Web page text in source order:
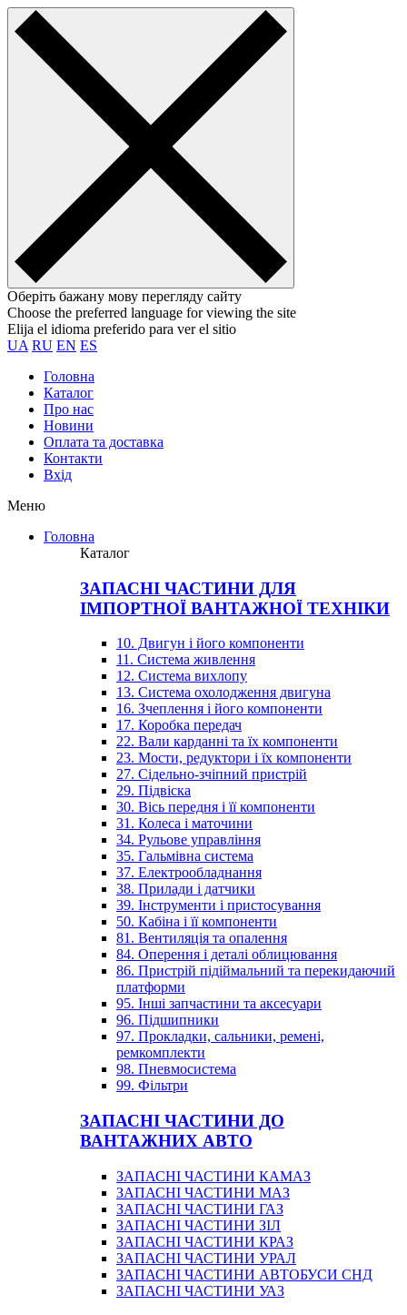
Оберіть бажану мову перегляду сайту
Choose the preferred language for viewing the site
Elija el idioma preferido para ver el sitio
UA RU EN ES
Головна
Каталог
Про нас
Новини
Оплата та доставка
Контакти
Вхiд
Меню
Головна
Каталог
ЗАПАСНІ ЧАСТИНИ ДЛЯ
ІМПОРТНОЇ ВАНТАЖНОЇ ТЕХНІКИ
10. Двигун і його компоненти
11. Система живлення
12. Система вихлопу
13. Система охолодження двигуна
16. Зчеплення і його компоненти
17. Коробка передач
22. Вали карданні та їх компоненти
23. Мости, редуктори і їх компоненти
27. Сідельно-зчіпний пристрій
29. Підвіска
30. Вісь передня і її компоненти
31. Колеса і маточини
34. Рульове управління
35. Гальмівна система
37. Електрообладнання
38. Прилади і датчики
39. Інструменти і пристосування
50. Кабіна і її компоненти
81. Вентиляція та опалення
84. Оперення і деталі облицювання
86. Пристрій підіймальний та перекидаючий
платформи
95. Інші запчастини та аксесуари
96. Підшипники
97. Прокладки, сальники, ремені,
ремкомплекти
98. Пневмосистема
99. Фільтри
ЗАПАСНІ ЧАСТИНИ ДО
ВАНТАЖНИХ АВТО
ЗАПАСНІ ЧАСТИНИ КАМАЗ
ЗАПАСНІ ЧАСТИНИ МАЗ
ЗАПАСНІ ЧАСТИНИ ГАЗ
ЗАПАСНІ ЧАСТИНИ ЗІЛ
ЗАПАСНІ ЧАСТИНИ КРАЗ
ЗАПАСНІ ЧАСТИНИ УРАЛ
ЗАПАСНІ ЧАСТИНИ АВТОБУСИ СНД
ЗАПАСНІ ЧАСТИНИ УАЗ